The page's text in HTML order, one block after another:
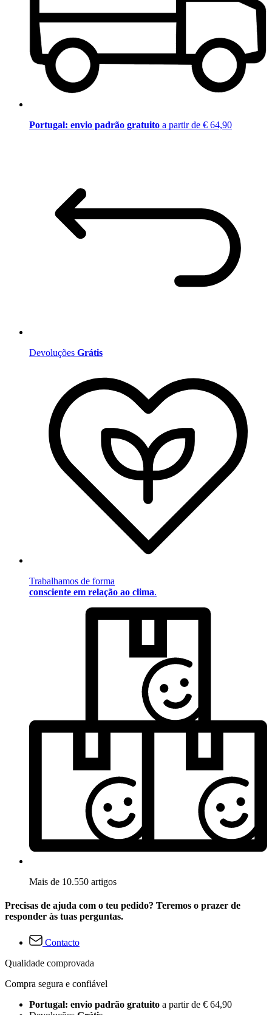
Portugal: envio padrão gratuito a partir de € 64,90
Devoluções Grátis
Trabalhamos de forma
consciente em relação ao clima.
Mais de 10.550 artigos
Precisas de ajuda com o teu pedido? Teremos o prazer de
responder às tuas perguntas.
Contacto
Qualidade comprovada
Compra segura e confiável
Portugal: envio padrão gratuito a partir de € 64,90